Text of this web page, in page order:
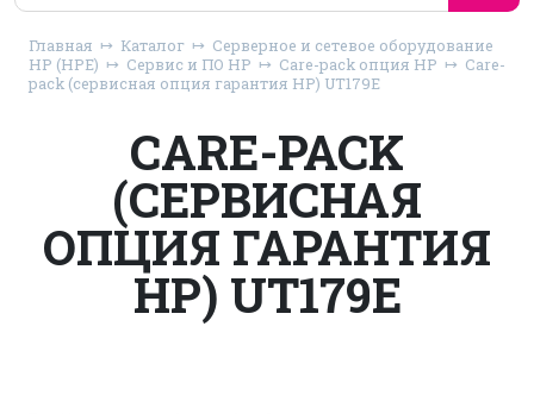
Главная Каталог
Серверное и сетевое оборудование
HP (HPE)
Сервис и ПО HP Care-pack опция HP
Care-
pack (сервисная опция гарантия HP) UT179E
CARE-PACK
(СЕРВИСНАЯ
ОПЦИЯ ГАРАНТИЯ
HP) UT179E